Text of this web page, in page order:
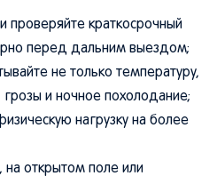
проверяйте краткосрочный
перед дальним выездом;
не только температуру,
и ночное похолодание;
нагрузку на более
на открытом поле или